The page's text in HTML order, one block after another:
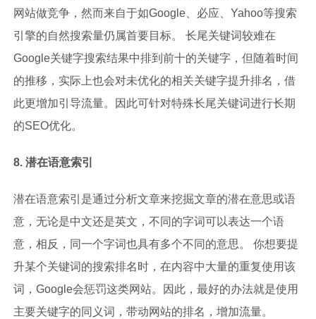
网站做竞争，然而来自于如Google、必应、Yahoo等搜索
引擎的自然搜索量仍属首要目标。 长尾关键词较难在
Google关键字搜索结果中排到前十的关键字，但随着时间
的推移，实际上也会对未优化的相关关键字提升排名，借
此更增加引导流量。因此可针对特殊长尾关键词进行长期
的SEO优化。
8. 潜在语意索引
潜在语意索引是通过分析文章来挖掘文章的潜在意思或语
意，无论是中文还是英文，不同的字词可以表达一个语
意，相反，同一个字词也具有多个不同的意思。 你想要提
升某个关键词的搜索排名时，在内容中大量的重复使用该
词，Google会惩罚这类网站。因此，最好的办法就是使用
主要关键字的同义词，带动网站的排名，增加流量。